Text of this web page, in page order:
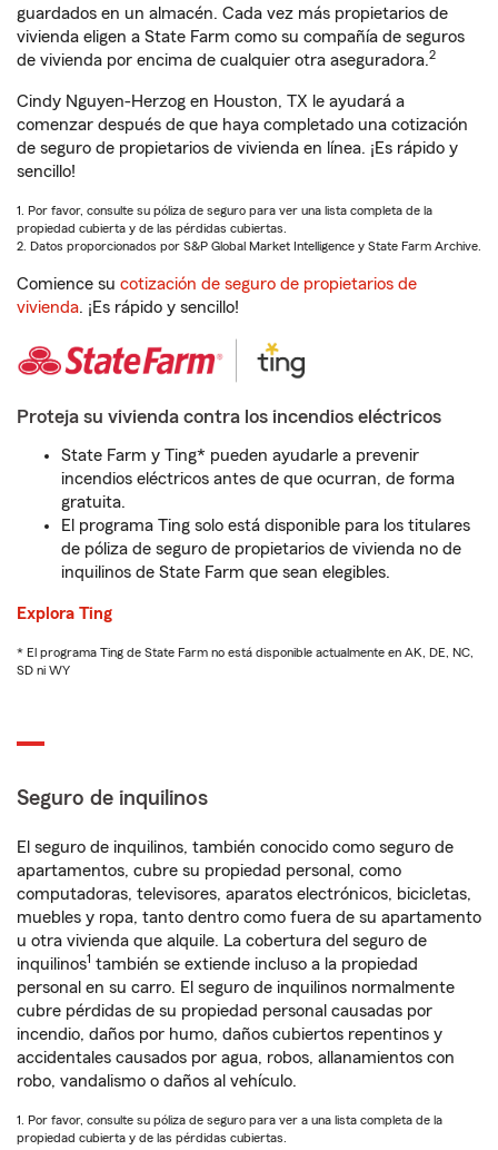
guardados en un almacén. Cada vez más propietarios de
vivienda eligen a State Farm como su compañía de seguros
de vivienda por encima de cualquier otra aseguradora.2
Cindy Nguyen-Herzog en Houston, TX le ayudará a
comenzar después de que haya completado una cotización
de seguro de propietarios de vivienda en línea. ¡Es rápido y
sencillo!
1. Por favor, consulte su póliza de seguro para ver una lista completa de la
propiedad cubierta y de las pérdidas cubiertas.
2. Datos proporcionados por S&P Global Market Intelligence y State Farm Archive.
Comience su cotización de seguro de propietarios de
vivienda. ¡Es rápido y sencillo!
Proteja su vivienda contra los incendios eléctricos
State Farm y Ting* pueden ayudarle a prevenir
incendios eléctricos antes de que ocurran, de forma
gratuita.
El programa Ting solo está disponible para los titulares
de póliza de seguro de propietarios de vivienda no de
inquilinos de State Farm que sean elegibles.
Explora Ting
* El programa Ting de State Farm no está disponible actualmente en AK, DE, NC,
SD ni WY
Seguro de inquilinos
El seguro de inquilinos, también conocido como seguro de
apartamentos, cubre su propiedad personal, como
computadoras, televisores, aparatos electrónicos, bicicletas,
muebles y ropa, tanto dentro como fuera de su apartamento
u otra vivienda que alquile. La cobertura del seguro de
inquilinos1 también se extiende incluso a la propiedad
personal en su carro. El seguro de inquilinos normalmente
cubre pérdidas de su propiedad personal causadas por
incendio, daños por humo, daños cubiertos repentinos y
accidentales causados por agua, robos, allanamientos con
robo, vandalismo o daños al vehículo.
1. Por favor, consulte su póliza de seguro para ver a una lista completa de la
propiedad cubierta y de las pérdidas cubiertas.